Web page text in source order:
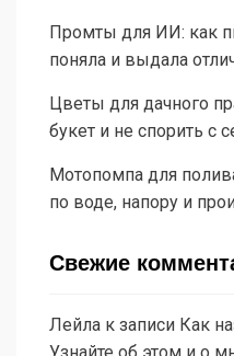
Промты для ИИ: как
поняла и выдала
Цветы для дачного
букет и не спорить с
Мотопомпа для
по воде, напору и
Свежие
Лейла к записи Как
Узнайте об этом и о